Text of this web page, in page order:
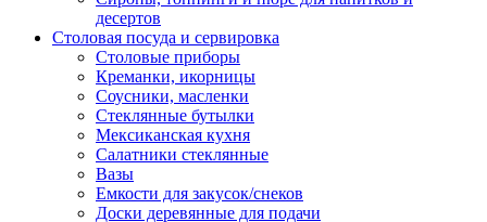
десертов
Столовая посуда и сервировка
Столовые приборы
Креманки, икорницы
Соусники, масленки
Стеклянные бутылки
Мексиканская кухня
Салатники стеклянные
Вазы
Емкости для закусок/снеков
Доски деревянные для подачи